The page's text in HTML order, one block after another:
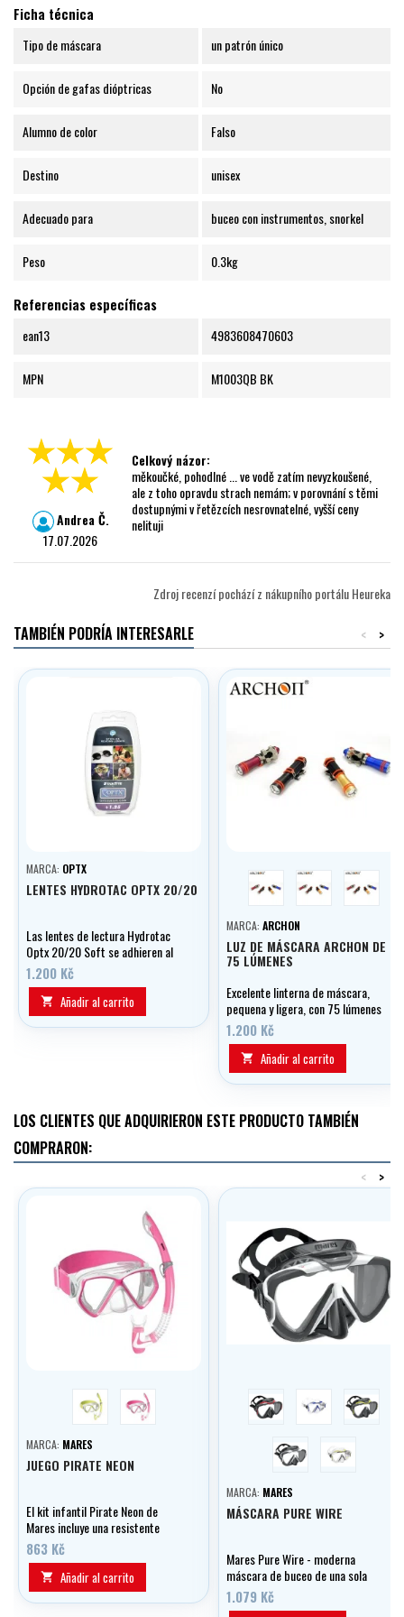
Ficha técnica
Tipo de máscara un patrón único
Opción de gafas dióptricas No
Alumno de color Falso
Destino unisex
Adecuado para buceo con instrumentos, snorkel
Peso 0.3kg
Referencias específicas
ean13 4983608470603
MPN M1003QB BK
Andrea Č.
17.07.2026
Celkový názor:
měkoučké, pohodlné ... ve vodě zatím nevyzkoušené,
ale z toho opravdu strach nemám; v porovnání s těmi
dostupnými v řetězcích nesrovnatelné, vyšší ceny
nelituji
Zdroj recenzí pochází z nákupního portálu Heureka
TAMBIÉN PODRÍA INTERESARLE >
<
MARCA: OPTX
LENTES HYDROTAC OPTX 20/20
Las lentes de lectura Hydrotac
Optx 20/20 Soft se adhieren al
cristal por su propia adherencia.
También puede utilizarse en
máscaras de buceo, gafas de
sol, etc.
1.200 Kč
 Añadir al carrito
červená
MARCA: ARCHON
LUZ DE MÁSCARA ARCHON DE
75 LÚMENES
Excelente linterna de máscara,
pequena y ligera, con 75 lúmenes
de potencia y fijación de la correa
de la máscara.
1.200 Kč
 Añadir al carrito
LOS CLIENTES QUE ADQUIRIERON ESTE PRODUCTO TAMBIÉN
COMPRARON:
>
<
yellow růžová
MARCA: MARES
JUEGO PIRATE NEON
El kit infantil Pirate Neon de
Mares incluye una resistente
máscara de silicona con un
amplio campo de visión y un tubo
con un sistema de solapa
superior contra las olas y hebillas
laterales para facilitar el ajuste,
863 Kč
 Añadir al carrito
černá/červenátrans./modráčerná/
černá/bílá trans./žlutá
MARCA: MARES
MÁSCARA PURE WIRE
Mares Pure Wire - moderna
máscara de buceo de una sola
pieza con montura
intercambiable, suave junta de
1.079 Kč